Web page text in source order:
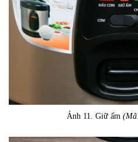
Ảnh 11. Giữ ấm